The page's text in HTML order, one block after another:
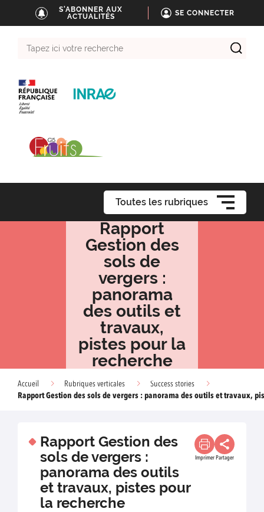
S'ABONNER AUX
ACTUALITÉS
SE CONNECTER
Toutes les rubriques
Rapport
Gestion des
sols de
vergers :
panorama
des outils et
travaux,
pistes pour la
recherche
Accueil Rubriques verticales
Success stories
Rapport Gestion des sols de vergers : panorama des outils et travaux,
Rapport Gestion des
sols de vergers :
panorama des outils
et travaux, pistes pour
la recherche
Imprimer Partager